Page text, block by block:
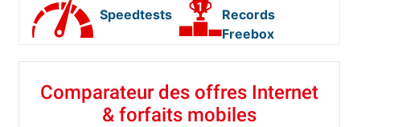
Speedtests
Records
Freebox
Comparateur des offres Internet
& forfaits mobiles